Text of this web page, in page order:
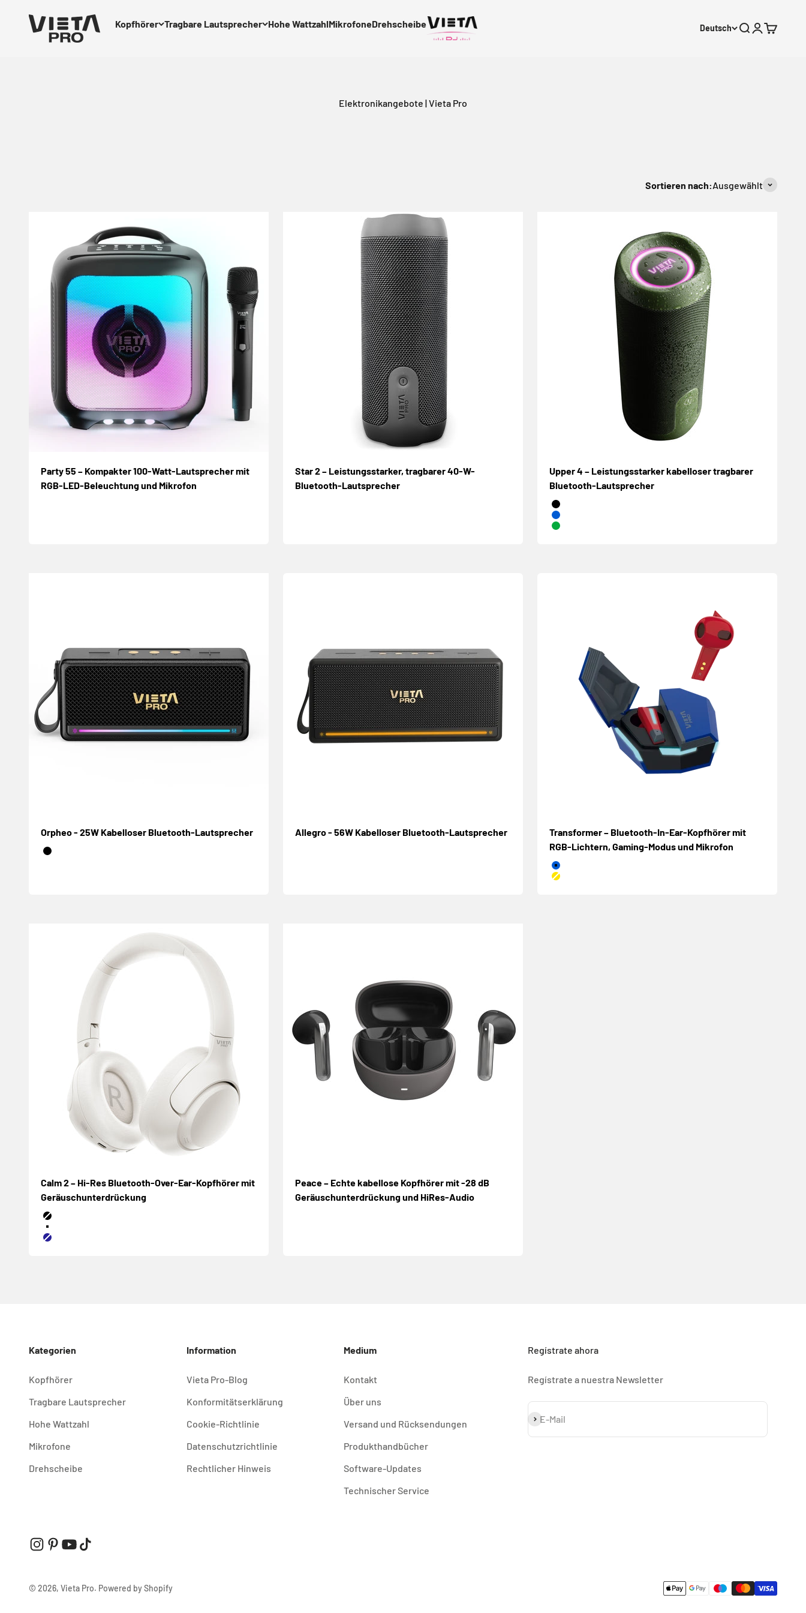
Kopfhörer Tragbare Lautsprecher Hohe WattzahlMikrofoneDrehscheibe
Vieta Pro
Deutsch Suche öffnen
Sortieren nach:Ausgewählt
Party 55 – Kompakter 100-Watt-Lautsprecher mit
RGB-LED-Beleuchtung und Mikrofon
Star 2 – Leistungsstarker, tragbarer 40-W-
Bluetooth-Lautsprecher
Upper 4 – Leistungsstarker kabelloser tragbarer
Bluetooth-Lautsprecher
Negro
Azul
Verde
Orpheo - 25W Kabelloser Bluetooth-Lautsprecher
Negro
Allegro - 56W Kabelloser Bluetooth-Lautsprecher
Transformer – Bluetooth-In-Ear-Kopfhörer mit
RGB-Lichtern, Gaming-Modus und Mikrofon
Azul
Amarillo
Calm 2 – Hi-Res Bluetooth-Over-Ear-Kopfhörer mit
Geräuschunterdrückung
Negro
Blanco
Azul marino
Peace – Echte kabellose Kopfhörer mit -28 dB
Geräuschunterdrückung und HiRes-Audio
Kategorien
Kopfhörer
Tragbare Lautsprecher
Hohe Wattzahl
Mikrofone
Drehscheibe
Information
Vieta Pro-Blog
Konformitätserklärung
Cookie-Richtlinie
Datenschutzrichtlinie
Rechtlicher Hinweis
Medium
Kontakt
Über uns
Versand und Rücksendungen
Produkthandbücher
Software-Updates
Technischer Service
Regístrate ahora
Regístrate a nuestra Newsletter
E-Mail
Abonnieren
© 2026, Vieta Pro. Powered by Shopify